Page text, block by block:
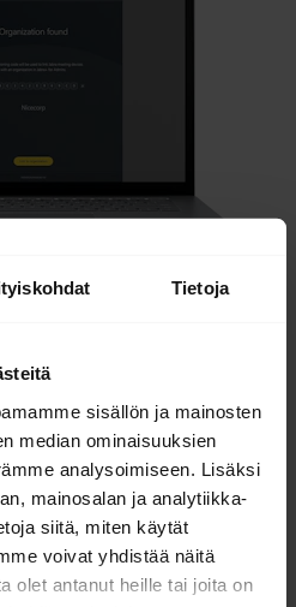
Tietoja
sisällön ja mainosten
median ominaisuuksien
analysoimiseen. Lisäksi
mainosalan ja analytiikka-
siitä, miten käytät
voivat yhdistää näitä
olet antanut heille tai joita on
aloituksen tueksi
laitepariopas